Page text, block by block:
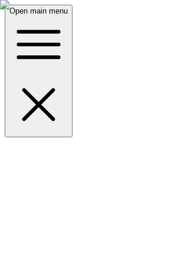
Open main menu